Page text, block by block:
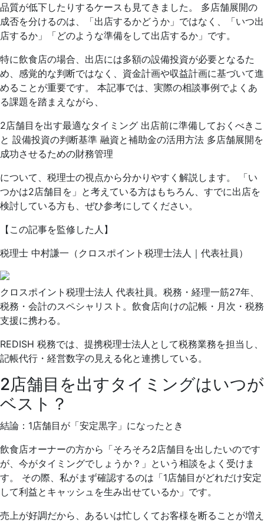
品質が低下したりするケースも見てきました。 多店舗展開の
成否を分けるのは、「出店するかどうか」ではなく、「いつ出
店するか」「どのような準備をして出店するか」です。
特に飲食店の場合、出店には多額の設備投資が必要となるた
め、感覚的な判断ではなく、資金計画や収益計画に基づいて進
めることが重要です。 本記事では、実際の相談事例でよくあ
る課題を踏まえながら、
2店舗目を出す最適なタイミング 出店前に準備しておくべきこ
と 設備投資の判断基準 融資と補助金の活用方法 多店舗展開を
成功させるための財務管理
について、税理士の視点から分かりやすく解説します。 「い
つかは2店舗目を」と考えている方はもちろん、すでに出店を
検討している方も、ぜひ参考にしてください。
【この記事を監修した人】
税理士 中村謙一 （ クロスポイント税理士法人｜代表社員 ）
クロスポイント税理士法人 代表社員。税務・経理一筋27年、
税務・会計のスペシャリスト。飲食店向けの記帳・月次・税務
支援に携わる。
REDISH 税務では、提携税理士法人として税務業務を担当し、
記帳代行・経営数字の見える化と連携している。
2店舗目を出すタイミングはいつが
ベスト？
結論：1店舗目が「安定黒字」になったとき
飲食店オーナーの方から「そろそろ2店舗目を出したいのです
が、今がタイミングでしょうか？」という相談をよく受けま
す。 その際、私がまず確認するのは「1店舗目がどれだけ安定
して利益とキャッシュを生み出せているか」です。
売上が好調だから、あるいは忙しくてお客様を断ることが増え